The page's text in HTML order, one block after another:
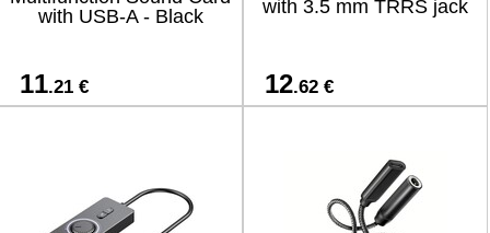
with USB-A - Black
11.21 €
with 3.5 mm TRRS jack
12.62 €